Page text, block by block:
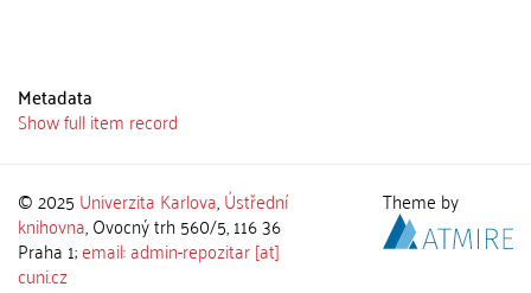
Metadata
Show full item record
© 2025 Univerzita Karlova,Ústřední
knihovna, Ovocný trh 560/5, 116 36
Praha 1;email: admin-repozitar [at]
cuni.cz
Theme by